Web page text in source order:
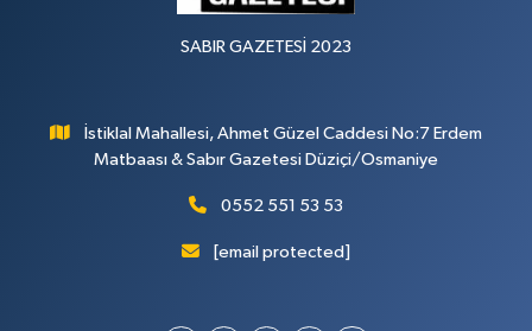
SABIR GAZETESİ 2023
İstiklal Mahallesi, Ahmet Güzel Caddesi No:7 Erdem
Matbaası & Sabır Gazetesi Düziçi/Osmaniye
0552 551 53 53
[email protected]